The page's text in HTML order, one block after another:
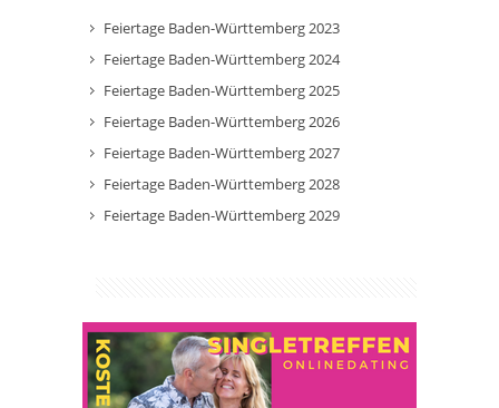
Feiertage Baden-Württemberg 2023
Feiertage Baden-Württemberg 2024
Feiertage Baden-Württemberg 2025
Feiertage Baden-Württemberg 2026
Feiertage Baden-Württemberg 2027
Feiertage Baden-Württemberg 2028
Feiertage Baden-Württemberg 2029